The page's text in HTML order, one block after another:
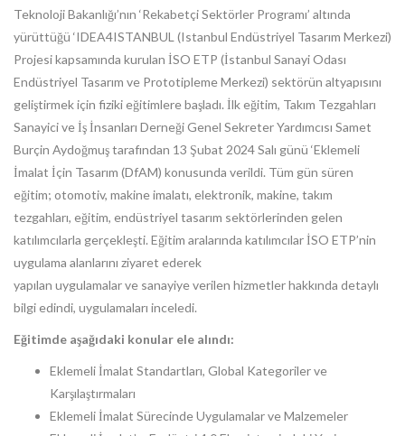
Teknoloji Bakanlığı’nın ‘Rekabetçi Sektörler Programı’ altında
yürüttüğü ‘IDEA4ISTANBUL (Istanbul Endüstriyel Tasarım Merkezi)
Projesi kapsamında kurulan İSO ETP (İstanbul Sanayi Odası
Endüstriyel Tasarım ve Prototipleme Merkezi) sektörün altyapısını
geliştirmek için fiziki eğitimlere başladı. İlk eğitim, Takım Tezgahları
Sanayici ve İş İnsanları Derneği Genel Sekreter Yardımcısı Samet
Burçin Aydoğmuş tarafından 13 Şubat 2024 Salı günü ‘Eklemeli
İmalat İçin Tasarım (DfAM) konusunda verildi. Tüm gün süren
eğitim; otomotiv, makine imalatı, elektronik, makine, takım
tezgahları, eğitim, endüstriyel tasarım sektörlerinden gelen
katılımcılarla gerçekleşti. Eğitim aralarında katılımcılar İSO ETP’nin
uygulama alanlarını ziyaret ederek
yapılan uygulamalar ve sanayiye verilen hizmetler hakkında detaylı
bilgi edindi, uygulamaları inceledi.
Eğitimde aşağıdaki konular ele alındı:
Eklemeli İmalat Standartları, Global Kategoriler ve
Karşılaştırmaları
Eklemeli İmalat Sürecinde Uygulamalar ve Malzemeler